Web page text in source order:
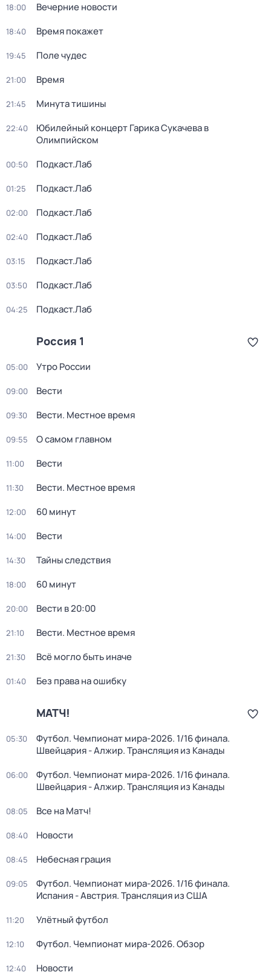
18:00 Вечерние новости
18:40 Время покажет
19:45 Поле чудес
21:00 Время
21:45 Минута тишины
22:40
Юбилейный концерт Гарика Сукачева в
Олимпийском
00:50 Подкаст.Лаб
01:25 Подкаст.Лаб
02:00 Подкаст.Лаб
02:40 Подкаст.Лаб
03:15 Подкаст.Лаб
03:50 Подкаст.Лаб
04:25 Подкаст.Лаб
Россия 1
05:00 Утро России
09:00 Вести
09:30 Вести. Местное время
09:55 О самом главном
11:00 Вести
11:30 Вести. Местное время
12:00 60 минут
14:00 Вести
14:30 Тайны следствия
18:00 60 минут
20:00 Вести в 20:00
21:10 Вести. Местное время
21:30 Всё могло быть иначе
01:40 Без права на ошибку
МАТЧ!
05:30
Футбол. Чемпионат мира-2026. 1/16 финала.
Швейцария - Алжир. Трансляция из Канады
06:00
Футбол. Чемпионат мира-2026. 1/16 финала.
Швейцария - Алжир. Трансляция из Канады
08:05 Все на Матч!
08:40 Новости
08:45 Небесная грация
09:05
Футбол. Чемпионат мира-2026. 1/16 финала.
Испания - Австрия. Трансляция из США
11:20 Улётный футбол
12:10 Футбол. Чемпионат мира-2026. Обзор
12:40 Новости